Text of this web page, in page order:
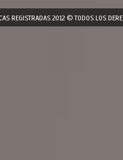
REGISTRADAS 2012 © TODOS LOS